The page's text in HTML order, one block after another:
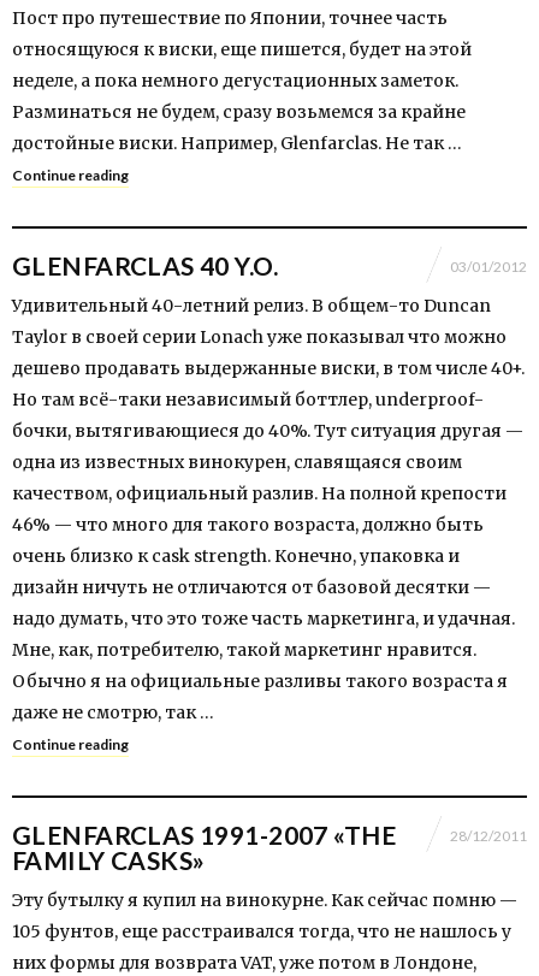
Пост про путешествие по Японии, точнее часть
относящуюся к виски, еще пишется, будет на этой
неделе, а пока немного дегустационных заметок.
Разминаться не будем, сразу возьмемся за крайне
достойные виски. Например, Glenfarclas. Не так …
Continue reading
GLENFARCLAS 40 Y.O. 03/01/2012
Удивительный 40-летний релиз. В общем-то Duncan
Taylor в своей серии Lonach уже показывал что можно
дешево продавать выдержанные виски, в том числе 40+.
Но там всё-таки независимый боттлер, underproof-
бочки, вытягивающиеся до 40%. Тут ситуация другая —
одна из известных винокурен, славящаяся своим
качеством, официальный разлив. На полной крепости
46% — что много для такого возраста, должно быть
очень близко к сask strength. Конечно, упаковка и
дизайн ничуть не отличаются от базовой десятки —
надо думать, что это тоже часть маркетинга, и удачная.
Мне, как, потребителю, такой маркетинг нравится.
Обычно я на официальные разливы такого возраста я
даже не смотрю, так …
Continue reading
GLENFARCLAS 1991-2007 «THE
FAMILY CASKS»
28/12/2011
Эту бутылку я купил на винокурне. Как сейчас помню —
105 фунтов, еще расстраивался тогда, что не нашлось у
них формы для возврата VAT, уже потом в Лондоне,